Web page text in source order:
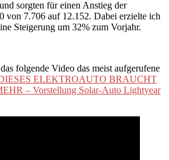
sorgten für einen Anstieg der
von 7.706 auf 12.152. Dabei erzielte ich
Steigerung um 32% zum Vorjahr.
folgende Video das meist aufgerufene
ELEKTROAUTO BRAUCHT
– Vorstellung Solar-Auto Lightyear